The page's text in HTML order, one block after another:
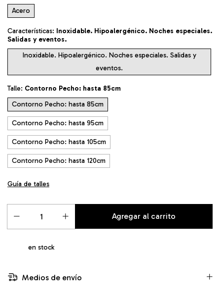
Acero
Características: Inoxidable. Hipoalergénico. Noches especiales.
Salidas y eventos.
Inoxidable. Hipoalergénico. Noches especiales. Salidas y
eventos.
Talle: Contorno Pecho: hasta 85cm
Contorno Pecho: hasta 85cm
Contorno Pecho: hasta 95cm
Contorno Pecho: hasta 105cm
Contorno Pecho: hasta 120cm
Guía de talles
en stock
Medios de envío